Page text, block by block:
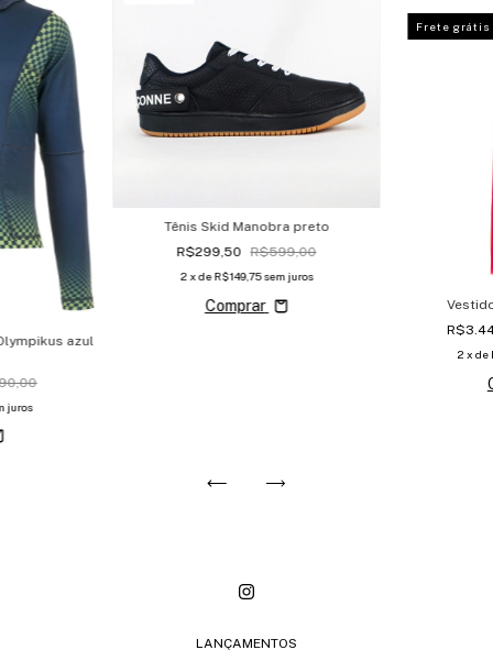
azul
juros
Tênis Skid Manobra preto
R$299,50
R$599,00
2 x deR$149,75 sem juros
Comprar
Frete grátis
2 x de
LANÇAMENTOS